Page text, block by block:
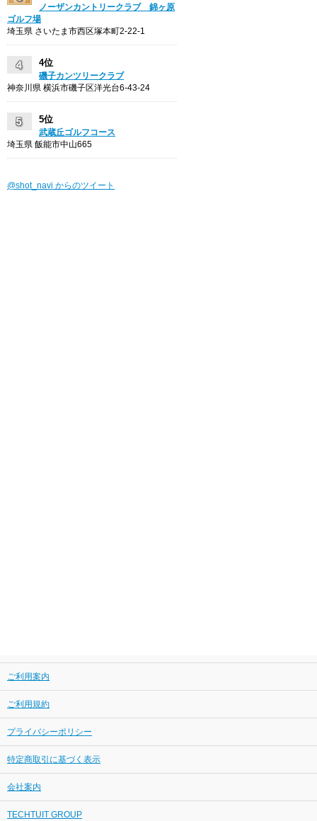
ノーザンカントリークラブ 錦ヶ原
ゴルフ場
埼玉県 さいたま市西区塚本町2-22-1
4位
磯子カンツリークラブ
神奈川県 横浜市磯子区洋光台6-43-24
5位
武蔵丘ゴルフコース
埼玉県 飯能市中山665
@shot_navi からのツイート
ご利用案内
ご利用規約
プライバシーポリシー
特定商取引に基づく表示
会社案内
TECHTUIT GROUP